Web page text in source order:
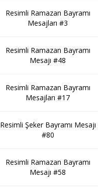
Resimli Ramazan Bayramı
Mesajları #3
Resimli Ramazan Bayramı
Mesajı #48
Resimli Ramazan Bayramı
Mesajları #17
Resimli Şeker Bayramı Mesajı
#80
Resimli Ramazan Bayramı
Mesajı #58